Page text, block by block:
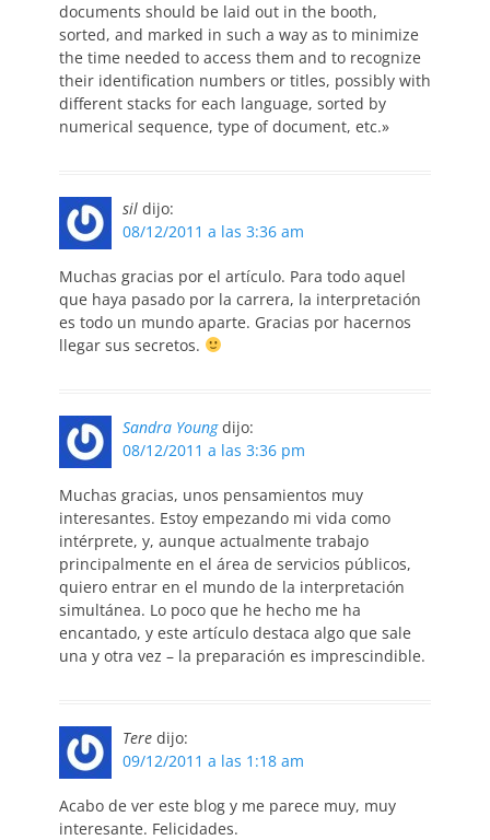
documents should be laid out in the booth,
sorted, and marked in such a way as to minimize
the time needed to access them and to recognize
their identification numbers or titles, possibly with
different stacks for each language, sorted by
numerical sequence, type of document, etc.»
sil dijo:
08/12/2011 a las 3:36 am
Muchas gracias por el artículo. Para todo aquel
que haya pasado por la carrera, la interpretación
es todo un mundo aparte. Gracias por hacernos
llegar sus secretos.
Sandra Young dijo:
08/12/2011 a las 3:36 pm
Muchas gracias, unos pensamientos muy
interesantes. Estoy empezando mi vida como
intérprete, y, aunque actualmente trabajo
principalmente en el área de servicios públicos,
quiero entrar en el mundo de la interpretación
simultánea. Lo poco que he hecho me ha
encantado, y este artículo destaca algo que sale
una y otra vez – la preparación es imprescindible.
Tere dijo:
09/12/2011 a las 1:18 am
Acabo de ver este blog y me parece muy, muy
interesante. Felicidades.